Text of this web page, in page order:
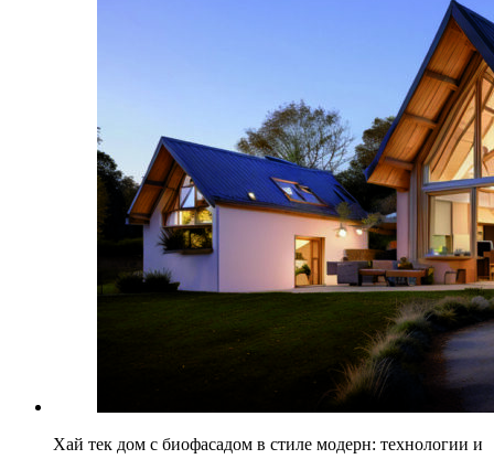
Хай тек дом с биофасадом в стиле модерн: технологии и